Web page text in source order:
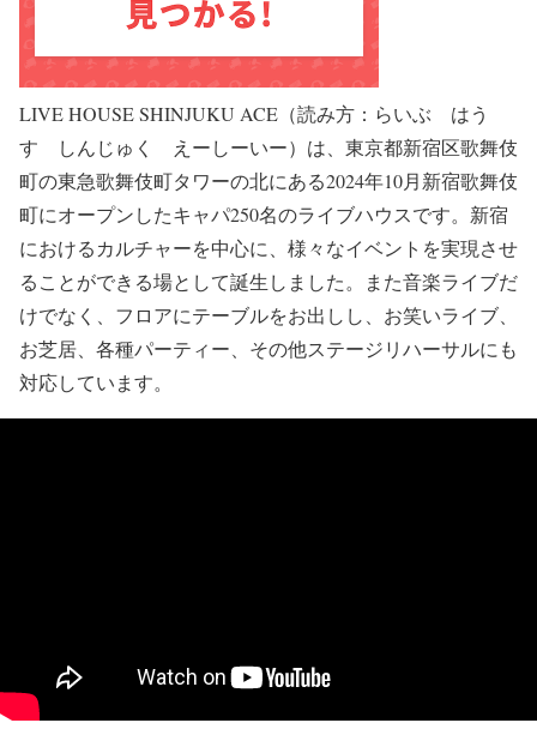
LIVE HOUSE SHINJUKU ACE（読み方：らいぶ はう
す しんじゅく えーしーいー）は、東京都新宿区歌舞伎
町の東急歌舞伎町タワーの北にある2024年10月新宿歌舞伎
町にオープンしたキャパ250名のライブハウスです。新宿
におけるカルチャーを中心に、様々なイベントを実現させ
ることができる場として誕生しました。また音楽ライブだ
けでなく、フロアにテーブルをお出しし、お笑いライブ、
お芝居、各種パーティー、その他ステージリハーサルにも
対応しています。